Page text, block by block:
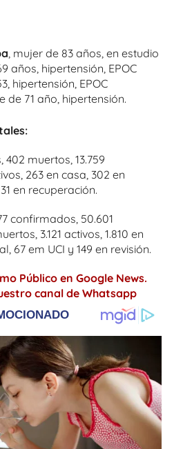
, mujer de 83 años, en estudio
años, hipertensión, EPOC
hipertensión, EPOC
de 71 año, hipertensión.
402 muertos, 13.759
263 en casa, 302 en
en recuperación.
confirmados, 50.601
3.121 activos, 1.810 en
67 em UCI y 149 en revisión.
Público en Google News.
canal de Whatsapp